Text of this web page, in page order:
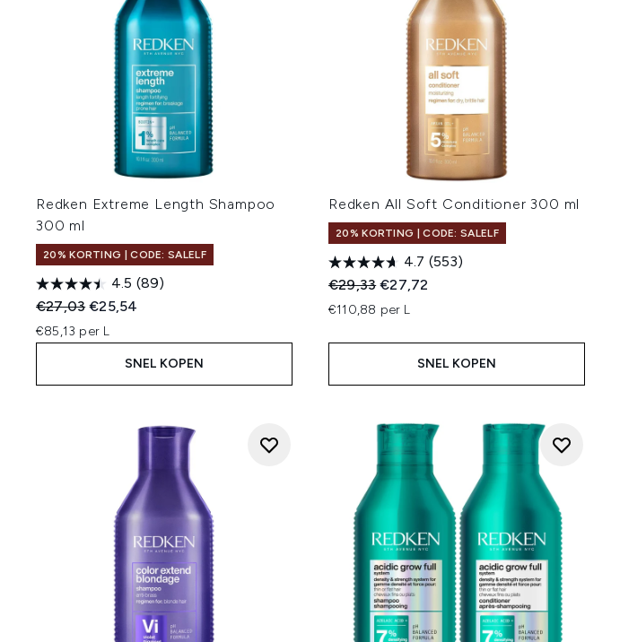
Redken Extreme Length Shampoo
300 ml
20% KORTING | CODE: SALELF
4.5 (89)
Recommended Retail Price:
€27,03Huidige prijs:
€25,54
€85,13 per L
SNEL KOPEN
Redken All Soft Conditioner 300 ml
20% KORTING | CODE: SALELF
4.7 (553)
Recommended Retail Price:
€29,33Huidige prijs:
€27,72
€110,88 per L
SNEL KOPEN